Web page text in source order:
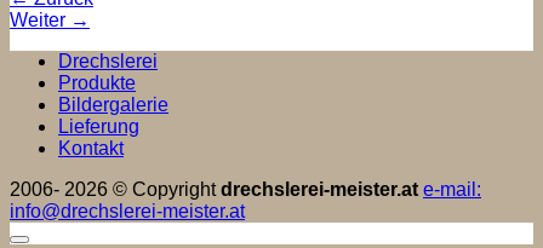
Weiter →
Drechslerei
Produkte
Bildergalerie
Lieferung
Kontakt
2006- 2026 © Copyrightdrechslerei-meister.at e-mail:
info@drechslerei-meister.at